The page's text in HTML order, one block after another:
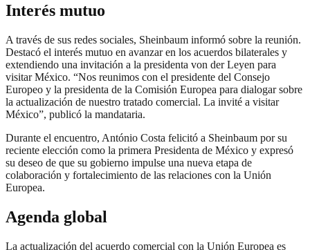
Interés mutuo
A través de sus redes sociales, Sheinbaum informó sobre la reunión.
Destacó el interés mutuo en avanzar en los acuerdos bilaterales y
extendiendo una invitación a la presidenta von der Leyen para
visitar México. “Nos reunimos con el presidente del Consejo
Europeo y la presidenta de la Comisión Europea para dialogar sobre
la actualización de nuestro tratado comercial. La invité a visitar
México”, publicó la mandataria.
Durante el encuentro, António Costa felicitó a Sheinbaum por su
reciente elección como la primera Presidenta de México y expresó
su deseo de que su gobierno impulse una nueva etapa de
colaboración y fortalecimiento de las relaciones con la Unión
Europea.
Agenda global
La actualización del acuerdo comercial con la Unión Europea es